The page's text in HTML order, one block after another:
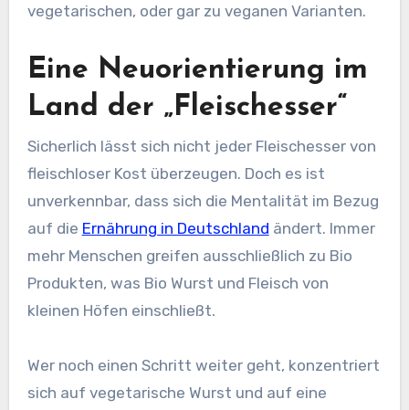
vegetarischen, oder gar zu veganen Varianten.
Eine Neuorientierung im
Land der „Fleischesser“
Sicherlich lässt sich nicht jeder Fleischesser von
fleischloser Kost überzeugen. Doch es ist
unverkennbar, dass sich die Mentalität im Bezug
auf die Ernährung in Deutschland ändert. Immer
mehr Menschen greifen ausschließlich zu Bio
Produkten, was Bio Wurst und Fleisch von
kleinen Höfen einschließt.
Wer noch einen Schritt weiter geht, konzentriert
sich auf vegetarische Wurst und auf eine